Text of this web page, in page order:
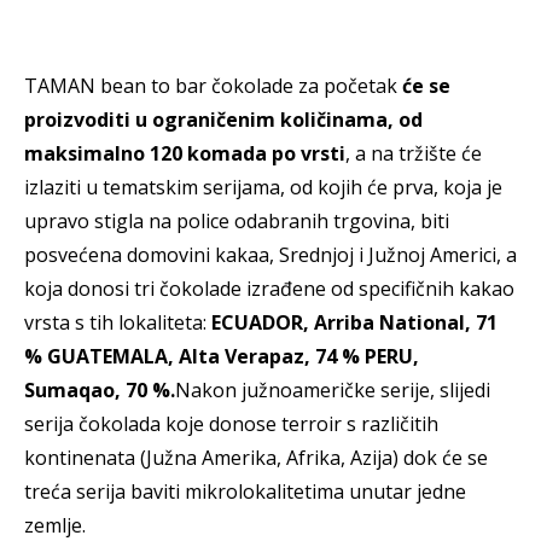
TAMAN bean to bar čokolade za početakće se
proizvoditi u ograničenim količinama, od
maksimalno 120 komada po vrsti, a na tržište će
izlaziti u tematskim serijama, od kojih će prva, koja je
upravo stigla na police odabranih trgovina, biti
posvećena domovini kakaa, Srednjoj i Južnoj Americi, a
koja donosi tri čokolade izrađene od specifičnih kakao
vrsta s tih lokaliteta: ECUADOR, Arriba National, 71
% GUATEMALA, Alta Verapaz, 74 % PERU,
Sumaqao, 70 %.Nakon južnoameričke serije, slijedi
serija čokolada koje donose terroir s različitih
kontinenata (Južna Amerika, Afrika, Azija) dok će se
treća serija baviti mikrolokalitetima unutar jedne
zemlje.